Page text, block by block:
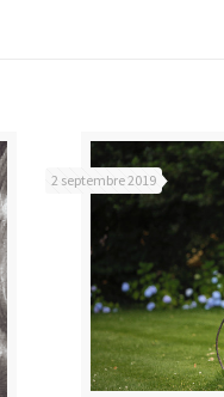
2 septembre 2019